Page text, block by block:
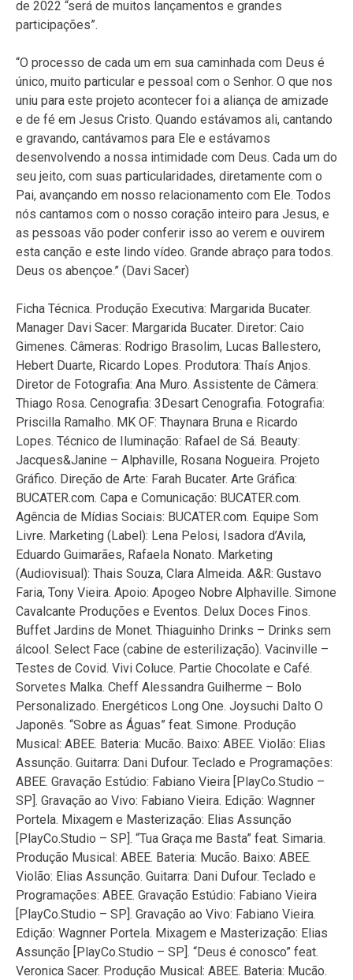
de 2022 “será de muitos lançamentos e grandes
participações”.
“O processo de cada um em sua caminhada com Deus é
único, muito particular e pessoal com o Senhor. O que nos
uniu para este projeto acontecer foi a aliança de amizade
e de fé em Jesus Cristo. Quando estávamos ali, cantando
e gravando, cantávamos para Ele e estávamos
desenvolvendo a nossa intimidade com Deus. Cada um do
seu jeito, com suas particularidades, diretamente com o
Pai, avançando em nosso relacionamento com Ele. Todos
nós cantamos com o nosso coração inteiro para Jesus, e
as pessoas vão poder conferir isso ao verem e ouvirem
esta canção e este lindo vídeo. Grande abraço para todos.
Deus os abençoe.” (Davi Sacer)
Ficha Técnica. Produção Executiva: Margarida Bucater.
Manager Davi Sacer: Margarida Bucater. Diretor: Caio
Gimenes. Câmeras: Rodrigo Brasolim, Lucas Ballestero,
Hebert Duarte, Ricardo Lopes. Produtora: Thaís Anjos.
Diretor de Fotografia: Ana Muro. Assistente de Câmera:
Thiago Rosa. Cenografia: 3Desart Cenografia. Fotografia:
Priscilla Ramalho. MK OF: Thaynara Bruna e Ricardo
Lopes. Técnico de Iluminação: Rafael de Sá. Beauty:
Jacques&Janine – Alphaville, Rosana Nogueira. Projeto
Gráfico. Direção de Arte: Farah Bucater. Arte Gráfica:
BUCATER.com. Capa e Comunicação: BUCATER.com.
Agência de Mídias Sociais: BUCATER.com. Equipe Som
Livre. Marketing (Label): Lena Pelosi, Isadora d’Avila,
Eduardo Guimarães, Rafaela Nonato. Marketing
(Audiovisual): Thais Souza, Clara Almeida. A&R: Gustavo
Faria, Tony Vieira. Apoio: Apogeo Nobre Alphaville. Simone
Cavalcante Produções e Eventos. Delux Doces Finos.
Buffet Jardins de Monet. Thiaguinho Drinks – Drinks sem
álcool. Select Face (cabine de esterilização). Vacinville –
Testes de Covid. Vivi Coluce. Partie Chocolate e Café.
Sorvetes Malka. Cheff Alessandra Guilherme – Bolo
Personalizado. Energéticos Long One. Joysuchi Dalto O
Japonês. “Sobre as Águas” feat. Simone. Produção
Musical: ABEE. Bateria: Mucão. Baixo: ABEE. Violão: Elias
Assunção. Guitarra: Dani Dufour. Teclado e Programações:
ABEE. Gravação Estúdio: Fabiano Vieira [PlayCo.Studio –
SP]. Gravação ao Vivo: Fabiano Vieira. Edição: Wagnner
Portela. Mixagem e Masterização: Elias Assunção
[PlayCo.Studio – SP]. “Tua Graça me Basta” feat. Simaria.
Produção Musical: ABEE. Bateria: Mucão. Baixo: ABEE.
Violão: Elias Assunção. Guitarra: Dani Dufour. Teclado e
Programações: ABEE. Gravação Estúdio: Fabiano Vieira
[PlayCo.Studio – SP]. Gravação ao Vivo: Fabiano Vieira.
Edição: Wagnner Portela. Mixagem e Masterização: Elias
Assunção [PlayCo.Studio – SP]. “Deus é conosco” feat.
Veronica Sacer. Produção Musical: ABEE. Bateria: Mucão.